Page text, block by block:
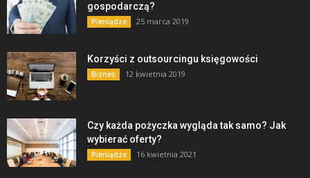
gospodarczą?
Pieniądze 25 marca 2019
Korzyści z outsourcingu księgowości
Biznes 12 kwietnia 2019
Czy każda pożyczka wygląda tak samo? Jak
wybierać oferty?
Pieniądze 16 kwietnia 2021